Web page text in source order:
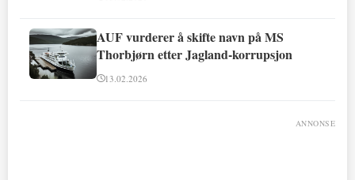
AUF vurderer å skifte navn på MS
Thorbjørn etter Jagland-korrupsjon
13.02.2026
ANNONSE